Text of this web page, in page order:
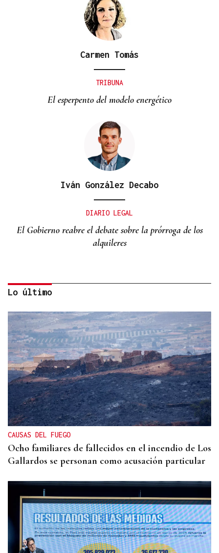
Carmen Tomás
TRIBUNA
El esperpento del modelo energético
Iván González Decabo
DIARIO LEGAL
El Gobierno reabre el debate sobre la prórroga de los
alquileres
Miguel Abad Vila
TRIBUNA
Una crisis migratoria y una crisis sanitaria
Lo último
CAUSAS DEL FUEGO
Ocho familiares de fallecidos en el incendio de Los
Gallardos se personan como acusación particular